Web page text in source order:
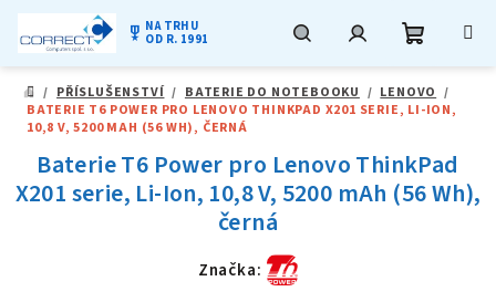
obsah
military_tech NA TRHU
OD R. 1991
DOMŮ
/ PŘÍSLUŠENSTVÍ / BATERIE DO NOTEBOOKU / LENOVO /
BATERIE T6 POWER PRO LENOVO THINKPAD X201 SERIE, LI-ION,
10,8 V, 5200 MAH (56 WH), ČERNÁ
Baterie T6 Power pro Lenovo ThinkPad
X201 serie, Li-Ion, 10,8 V, 5200 mAh (56 Wh),
černá
Značka: